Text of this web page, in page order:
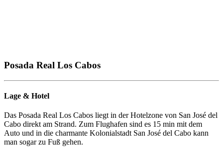
Posada Real Los Cabos
Lage & Hotel
Das Posada Real Los Cabos liegt in der Hotelzone von San José del
Cabo direkt am Strand. Zum Flughafen sind es 15 min mit dem
Auto und in die charmante Kolonialstadt San José del Cabo kann
man sogar zu Fuß gehen.